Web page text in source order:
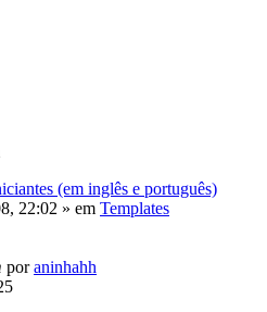
(em inglês e português)
22:02 » em Templates
poraninhahh